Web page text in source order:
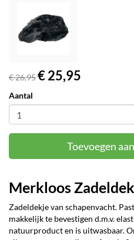
€ 26,95€ 25,95
Aantal
Toevoegen
Merkloos
Zadeldekje van schapenvacht.
makkelijk te bevestigen d.m.v.
natuurproduct en is uitwasbaar.